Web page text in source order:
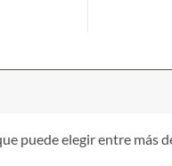
puede elegir entre más